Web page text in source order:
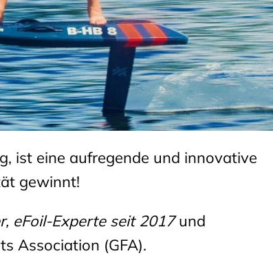
ist eine aufregende und innovative
gewinnt!
eFoil-Experte seit 2017und
Association (GFA).